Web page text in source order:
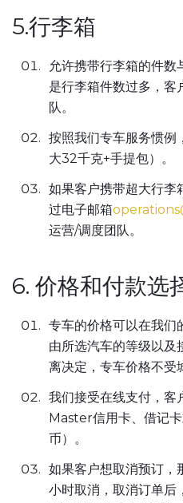
5.行李箱
允许携带行李箱的件数
是行李箱件数过多，客
队。
按照我们专车服务惯例
大32千克+手提包）。
如果客户携带超大行李
过电子邮箱
运营/调度团队。
6. 价格和付款选
专车的价格可以在我们
由所选汽车的等级以及
离决定，专车价格不受
我们接受在线支付，客
Master信用卡、借记
币）。
如果客户想取消预订，
小时取消，取消订单后